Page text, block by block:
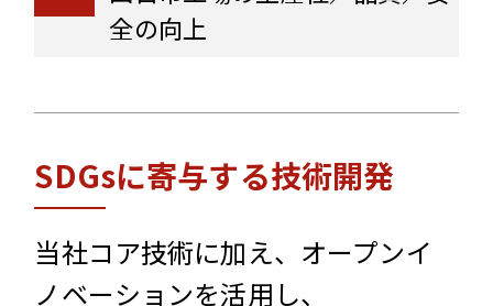
全の向上
SDGsに寄与する技術開発
当社コア技術に加え、オープンイ
ノベーションを活用し、